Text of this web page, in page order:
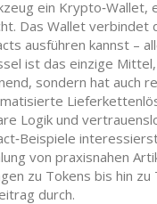
ein Krypto‑Wallet,
. Das Wallet verbindet
ausführen kannst –
ist das einzige
sondern hat auch
Logik und
von praxisnahen
zu Tokens bis hin
durch.